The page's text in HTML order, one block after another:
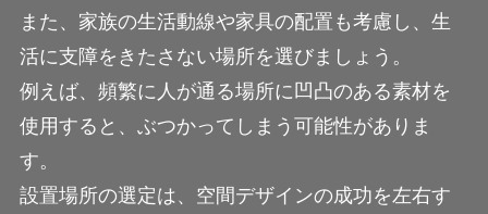
また、家族の生活動線や家具の配置も考慮し、生
活に支障をきたさない場所を選びましょう。
例えば、頻繁に人が通る場所に凹凸のある素材を
使用すると、ぶつかってしまう可能性がありま
す。
設置場所の選定は、空間デザインの成功を左右す